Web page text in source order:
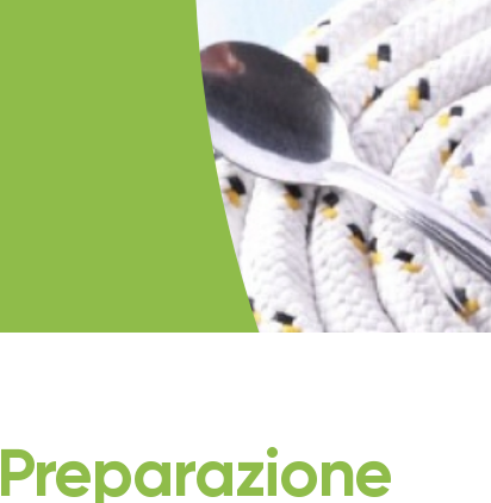
Preparazione